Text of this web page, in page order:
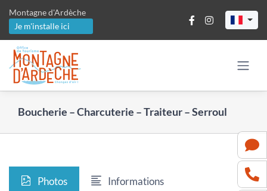
contenu
Montagne d'Ardèche
Je m'installe ici
Boucherie – Charcuterie – Traiteur – Serroul
Photos Informations